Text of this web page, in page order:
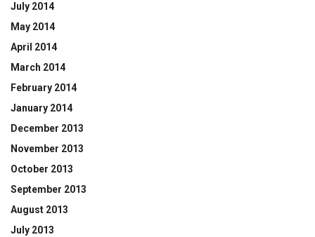
July 2014
May 2014
April 2014
March 2014
February 2014
January 2014
December 2013
November 2013
October 2013
September 2013
August 2013
July 2013